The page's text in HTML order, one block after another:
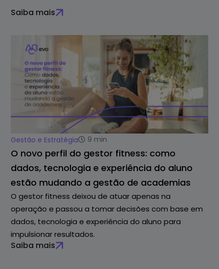
Saiba mais
Gestão e Estratégia 9 min
O novo perfil do gestor fitness: como
dados, tecnologia e experiência do aluno
estão mudando a gestão de academias
O gestor fitness deixou de atuar apenas na
operação e passou a tomar decisões com base em
dados, tecnologia e experiência do aluno para
impulsionar resultados.
Saiba mais